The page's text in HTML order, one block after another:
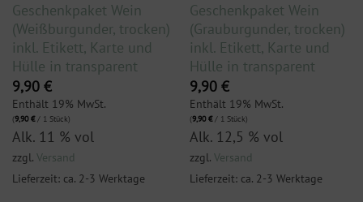
Geschenkpaket Wein
(Weißburgunder, trocken)
inkl. Etikett, Karte und
Hülle in transparent
9,90 €
Enthält 19% MwSt.
(9,90€/ 1 Stück)
Alk. 11 % vol
zzgl. Versand
Lieferzeit: ca. 2-3 Werktage
Geschenkpaket Wein
(Grauburgunder, trocken)
inkl. Etikett, Karte und
Hülle in transparent
9,90 €
Enthält 19% MwSt.
(9,90€/ 1 Stück)
Alk. 12,5 % vol
zzgl. Versand
Lieferzeit: ca. 2-3 Werktage